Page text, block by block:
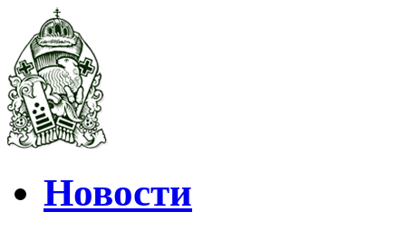
Новости